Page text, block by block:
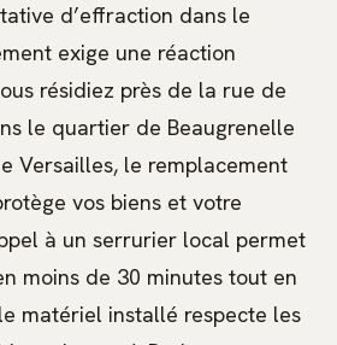
d’effraction dans le
exige une réaction
résidiez près de la rue de
le quartier de Beaugrenelle
Versailles, le remplacement
vos biens et votre
à un serrurier local permet
moins de 30 minutes tout en
matériel installé respecte les